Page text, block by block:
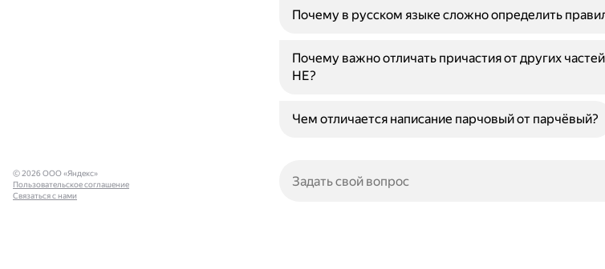
Почему в русском языке сложно определить
Почему важно отличать причастия от других
НЕ?
Чем отличается написание парчовый от парчёвый?
© 2026 ООО «Яндекс»
Пользовательское соглашение
Связаться с нами